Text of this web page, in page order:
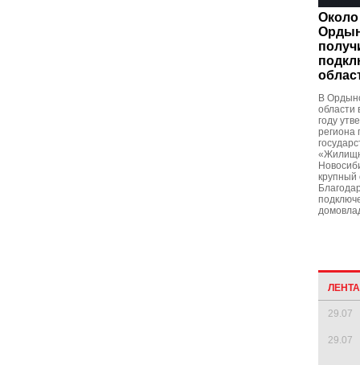
В
области
году
региона
крупный
29.07
29.07